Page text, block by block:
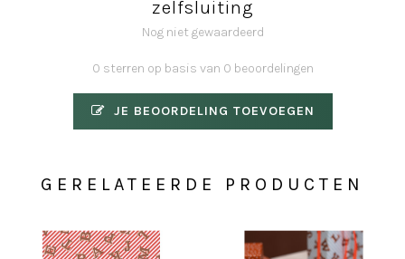
zelfsluiting
Nog niet gewaardeerd
0 sterren op basis van 0 beoordelingen
JE BEOORDELING TOEVOEGEN
GERELATEERDE PRODUCTEN